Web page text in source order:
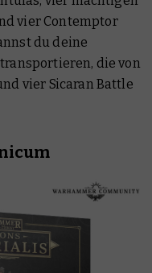
vier Contemptor
du deine
die von
vier Sicaran Battle